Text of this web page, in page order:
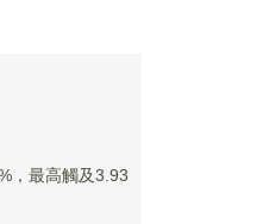
，最高觸及3.93